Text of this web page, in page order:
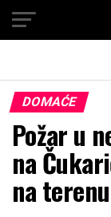
DOMAĆE
Požar u
na
na terenu